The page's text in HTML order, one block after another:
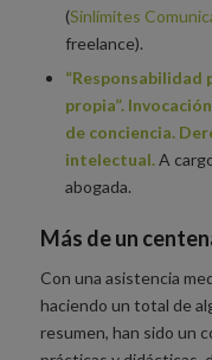
(Sinlímites
freelance).
propia”.
de conciencia.
intelectual.A
abogada.
Más de un
Con una asistencia
haciendo un total de
resumen, han sido un